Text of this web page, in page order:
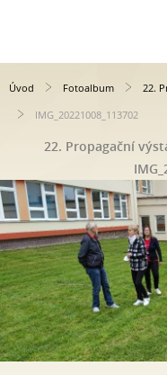
Úvod Fotoalbum
22.
IMG_20221008_113702
22. Propagační